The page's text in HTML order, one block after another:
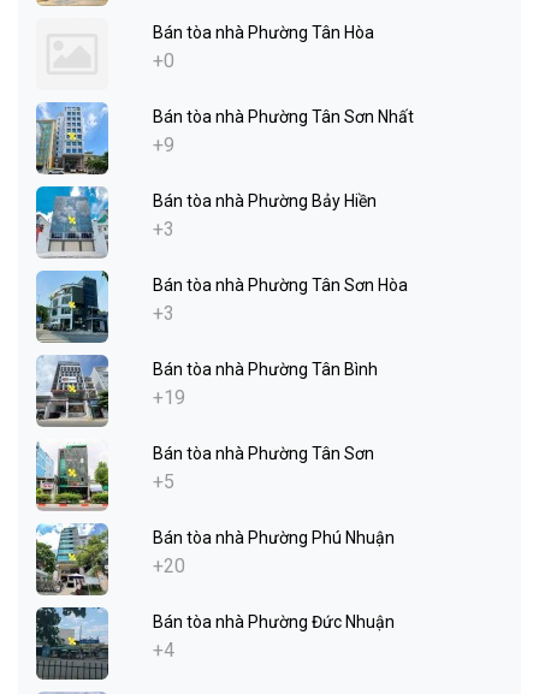
Bán tòa nhà Phường Tân Hòa
+0
Bán tòa nhà Phường Tân Sơn Nhất
+9
Bán tòa nhà Phường Bảy Hiền
+3
Bán tòa nhà Phường Tân Sơn Hòa
+3
Bán tòa nhà Phường Tân Bình
+19
Bán tòa nhà Phường Tân Sơn
+5
Bán tòa nhà Phường Phú Nhuận
+20
Bán tòa nhà Phường Đức Nhuận
+4